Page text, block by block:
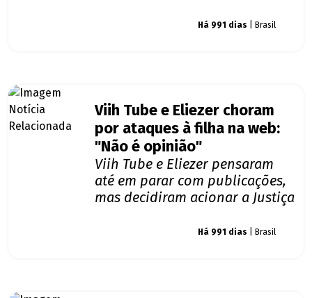
Há 991 dias | Brasil
Viih Tube e Eliezer choram
por ataques à filha na web:
"Não é opinião"
Viih Tube e Eliezer pensaram
até em parar com publicações,
mas decidiram acionar a Justiça
Há 991 dias | Brasil